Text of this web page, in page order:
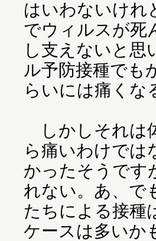
はいわないけれ
でウィルスが死
し支えないと思
ル予防接種でも
らいには痛くな
しかしそれは
ら痛いわけでは
かったそうです
れない。あ、で
たちによる接種
ケースは多い